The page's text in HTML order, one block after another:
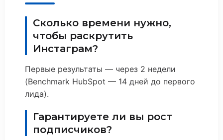
Сколько времени нужно,
чтобы раскрутить
Инстаграм?
Первые результаты — через 2 недели
(Benchmark HubSpot — 14 дней до первого
лида).
Гарантируете ли вы рост
подписчиков?